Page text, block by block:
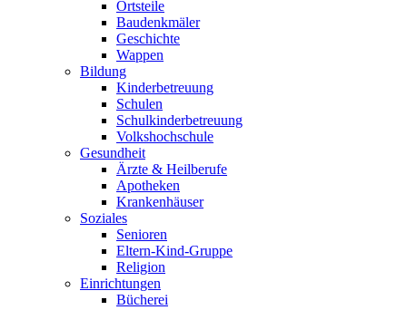
Ortsteile
Baudenkmäler
Geschichte
Wappen
Bildung
Kinderbetreuung
Schulen
Schulkinderbetreuung
Volkshochschule
Gesundheit
Ärzte & Heilberufe
Apotheken
Krankenhäuser
Soziales
Senioren
Eltern-Kind-Gruppe
Religion
Einrichtungen
Bücherei